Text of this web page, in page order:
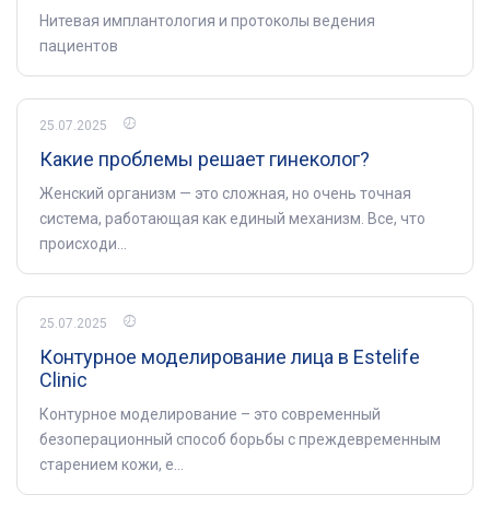
Нитевая имплантология и протоколы ведения
пациентов
25.07.2025
Какие проблемы решает гинеколог?
Женский организм — это сложная, но очень точная
система, работающая как единый механизм. Все, что
происходи...
25.07.2025
Контурное моделирование лица в Estelife
Clinic
Контурное моделирование – это современный
безоперационный способ борьбы с преждевременным
старением кожи, е...